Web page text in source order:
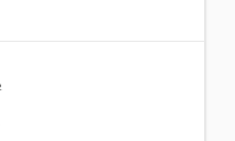
Calderón